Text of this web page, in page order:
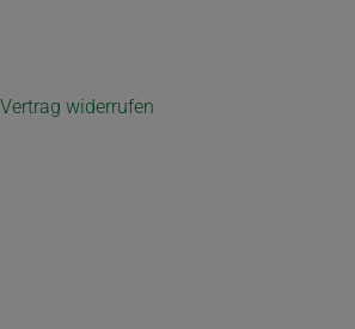
Vertrag widerrufen